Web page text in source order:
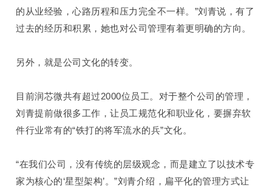
的从业经验 ，心路历程和压力完全不一样。 ”刘青说，有了
过去的经历和积累，她也对公司管理有着更明确的方向。
另外，就是公司文化的转变。
目前润芯微共有超过2000位员工。对于整个公司 的管理 ，
刘青提前做很多工作，让员工规范化和职业化 ，要摒弃软
件行业常有的“铁打的将军流水的兵”文化。
“在我们公司，没有传统的层级观念，而是建立了以技术专
家为核心的‘星型架构’。”刘青介绍，扁平化的管理方式让